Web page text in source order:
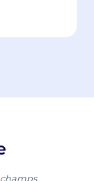
champs